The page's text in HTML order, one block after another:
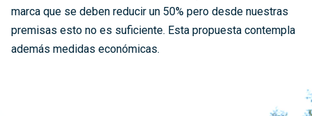
marca que se deben reducir un 50% pero desde nuestras
premisas esto no es suficiente. Esta propuesta contempla
además medidas económicas.